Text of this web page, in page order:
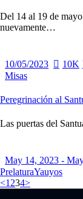
Del 14 al 19 de
nuevamente…
10/05/2023 10K
Misas
Peregrinación al
Las puertas del
May 14, 2023 -
PrelaturaYauyos
<1 234>